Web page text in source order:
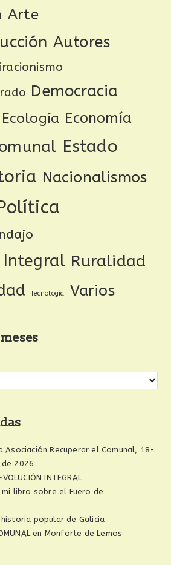
Arte
Autores
Democracia
Ecología Economía
Estado
Nacionalismos
Integral Ruralidad
Tecnología Varios
Asociación Recuperar el Comunal, 18-
2026
INTEGRAL
libro sobre el Fuero de
popular de Galicia
en Monforte de Lemos